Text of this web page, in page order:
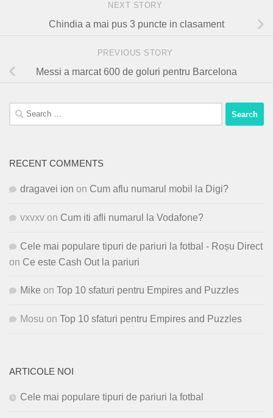
NEXT STORY
Chindia a mai pus 3 puncte in clasament
PREVIOUS STORY
Messi a marcat 600 de goluri pentru Barcelona
Search
for:
RECENT COMMENTS
dragavei ion on Cum aflu numarul mobil la Digi?
vxvxv on Cum iti afli numarul la Vodafone?
Cele mai populare tipuri de pariuri la fotbal - Roșu Direct
on Ce este Cash Out la pariuri
Mike on Top 10 sfaturi pentru Empires and Puzzles
Mosu on Top 10 sfaturi pentru Empires and Puzzles
ARTICOLE NOI
Cele mai populare tipuri de pariuri la fotbal